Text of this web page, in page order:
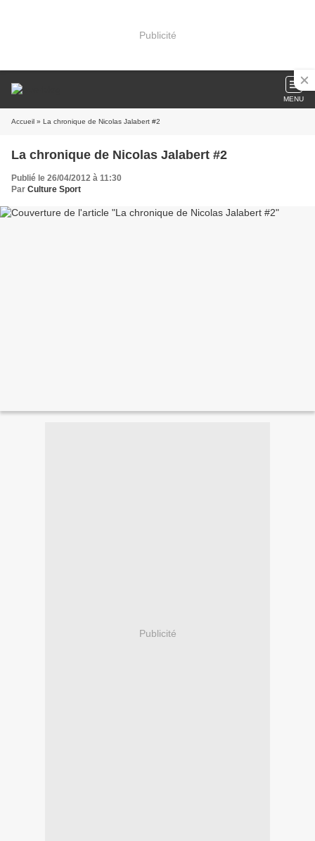
Publicité
MENU
Accueil » La chronique de Nicolas Jalabert #2
La chronique de Nicolas Jalabert #2
Publié le 26/04/2012 à 11:30
Par Culture Sport
Publicité